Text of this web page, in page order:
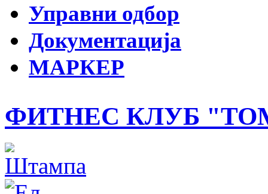
Управни одбор
Документација
МАРКЕР
ФИТНЕС КЛУБ